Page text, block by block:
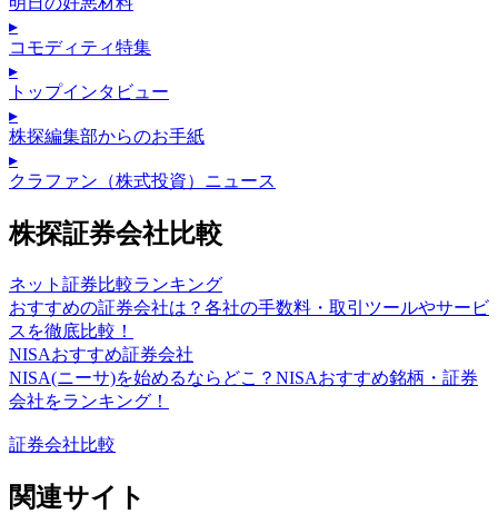
▸
コモディティ特集
▸
トップインタビュー
▸
株探編集部からのお手紙
▸
クラファン（株式投資）ニュース
株探証券会社比較
ネット証券比較ランキング
おすすめの証券会社は？各社の手数料・取引ツールやサービ
スを徹底比較！
NISAおすすめ証券会社
NISA(ニーサ)を始めるならどこ？NISAおすすめ銘柄・証券
会社をランキング！
証券会社比較
関連サイト